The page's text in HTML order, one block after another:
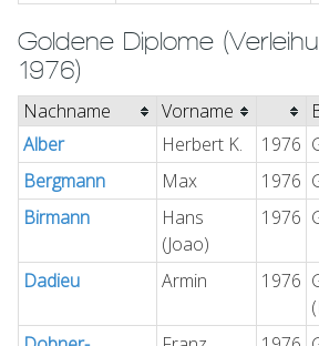
Goldene Diplome
1976)
Nachname Vorname
Alber
Herbert K. 1976
Bergmann
Max 1976
Birmann
Hans
(Joao)
1976
Dadieu Armin 1976